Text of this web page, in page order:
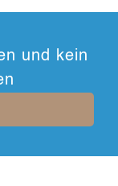
und kein